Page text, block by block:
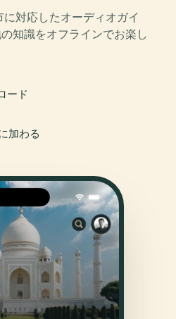
に対応したオーディオガイ
知識をオフラインでお楽し
ード
加わる